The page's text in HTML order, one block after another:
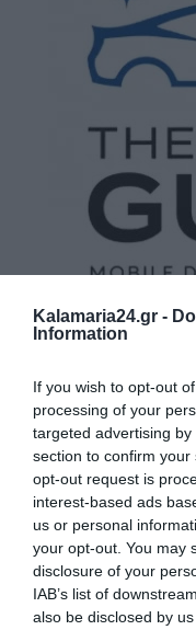
Kalamaria24.gr -
Information
If you wish to opt-out
processing of your
targeted advertising
section to confirm
opt-out request is
interest-based ads
us or personal
your opt-out. You may
disclosure of your
IAB’s list of
also be disclosed by